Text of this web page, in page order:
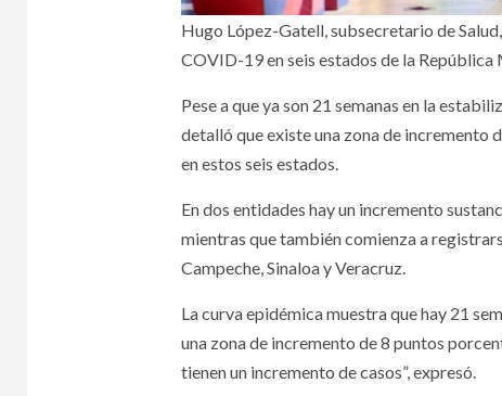
Hugo López-Gatell, subsecretario de
COVID-19 en seis estados de la República
Pese a que ya son 21 semanas en la
detalló que existe una zona de incremento
en estos seis estados.
En dos entidades hay un incremento
mientras que también comienza a
Campeche, Sinaloa y Veracruz.
La curva epidémica muestra que hay 21
una zona de incremento de 8 puntos
tienen un incremento de casos”, expresó.